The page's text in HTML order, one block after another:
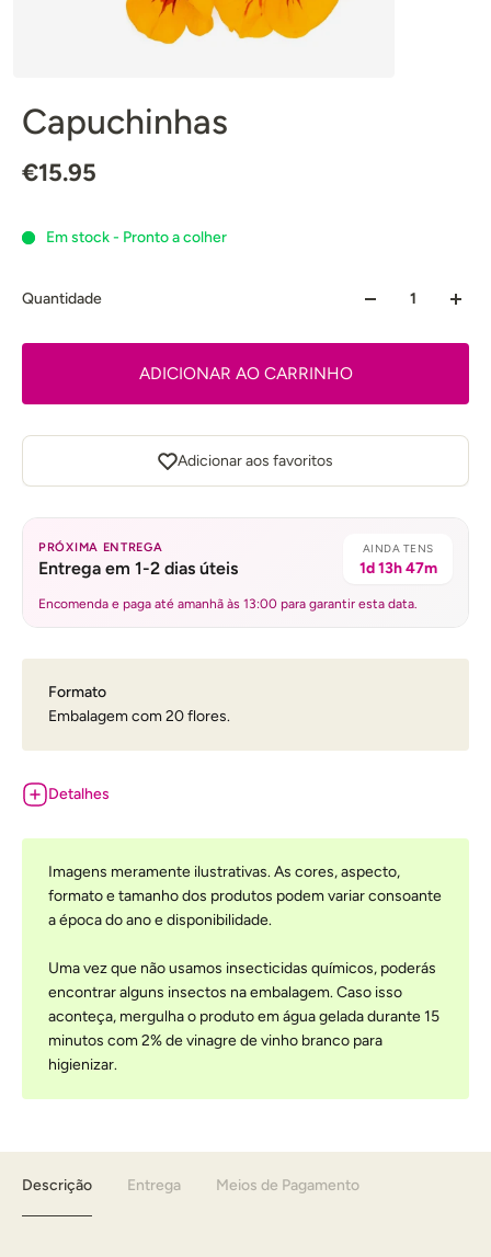
Capuchinhas
€15.95
Em stock - Pronto a colher
Quantidade
ADICIONAR AO CARRINHO
Adicionar aos favoritos
PRÓXIMA ENTREGA
Entrega em 1-2 dias úteis
AINDA TENS
1d 13h 47m
Encomenda e paga até amanhã às 13:00 para garantir esta data.
Formato
Embalagem com 20 flores.
Detalhes
Imagens meramente ilustrativas. As cores, aspecto,
formato e tamanho dos produtos podem variar consoante
a época do ano e disponibilidade.
Uma vez que não usamos insecticidas químicos, poderás
encontrar alguns insectos na embalagem. Caso isso
aconteça, mergulha o produto em água gelada durante 15
minutos com 2% de vinagre de vinho branco para
higienizar.
Descrição Entrega Meios de Pagamento